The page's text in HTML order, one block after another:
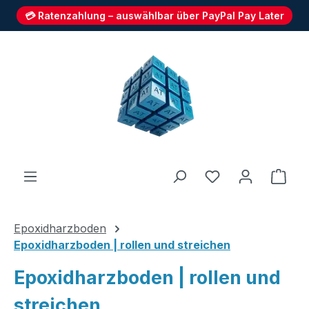
💳 Ratenzahlung – auswählbar über PayPal Pay Later
Du hast 0
Epoxidharzboden
Epoxidharzboden | rollen und streichen
Epoxidharzboden | rollen und